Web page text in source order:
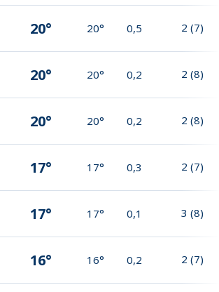
20° 20° 0,5 2 (7)
20° 20° 0,2 2 (8)
20° 20° 0,2 2 (8)
17° 17° 0,3 2 (7)
17° 17° 0,1 3 (8)
16° 16° 0,2 2 (7)